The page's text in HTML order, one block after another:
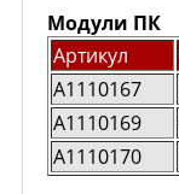
Модули ПК
Артикул
A1110167
A1110169
A1110170